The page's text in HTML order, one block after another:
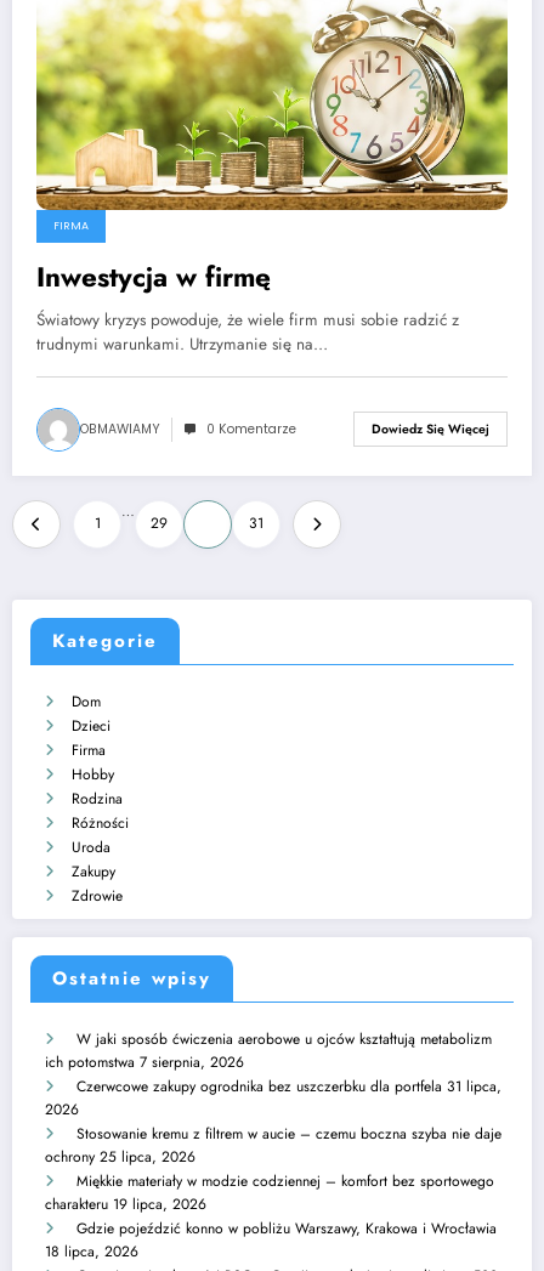
FIRMA
Inwestycja w firmę
Światowy kryzys powoduje, że wiele firm musi sobie radzić z
trudnymi warunkami. Utrzymanie się na…
OBMAWIAMY 0 Komentarze Dowiedz Się Więcej
Stronicowanie
wpisów
1
…
29 31
Kategorie
Dom
Dzieci
Firma
Hobby
Rodzina
Różności
Uroda
Zakupy
Zdrowie
Ostatnie wpisy
W jaki sposób ćwiczenia aerobowe u ojców kształtują metabolizm
ich potomstwa 7 sierpnia, 2026
Czerwcowe zakupy ogrodnika bez uszczerbku dla portfela 31 lipca,
2026
Stosowanie kremu z filtrem w aucie – czemu boczna szyba nie daje
ochrony 25 lipca, 2026
Miękkie materiały w modzie codziennej – komfort bez sportowego
charakteru 19 lipca, 2026
Gdzie pojeździć konno w pobliżu Warszawy, Krakowa i Wrocławia
18 lipca, 2026